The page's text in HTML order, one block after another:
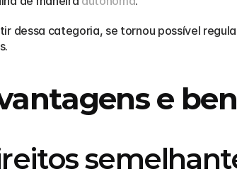
dessa categoria, se tornou possível
e